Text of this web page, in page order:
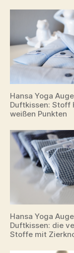
Hansa Yoga
Duftkissen: Stoff
weißen Punkten
Hansa Yoga
Duftkissen: die
Stoffe mit